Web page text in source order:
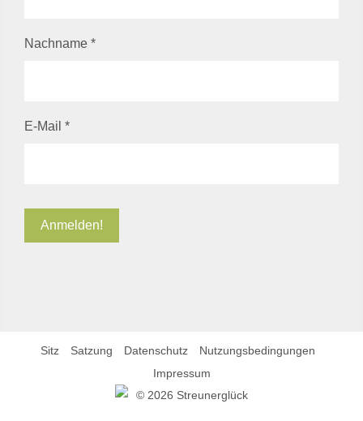
Nachname *
E-Mail *
© 2026 Streunerglück
Sitz Satzung Datenschutz
Nutzungsbedingungen
Impressum